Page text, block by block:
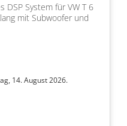
DSP System für VW T 6
mit Subwoofer und
14. August 2026.